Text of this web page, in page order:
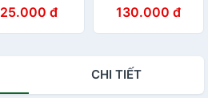
25.000 đ 130.000 đ
CHI TIẾT